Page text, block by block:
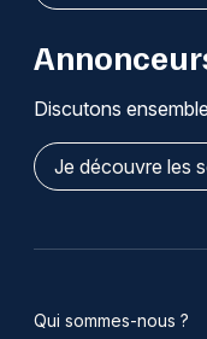
Discutons
Je découvre les
Qui sommes-nous ?